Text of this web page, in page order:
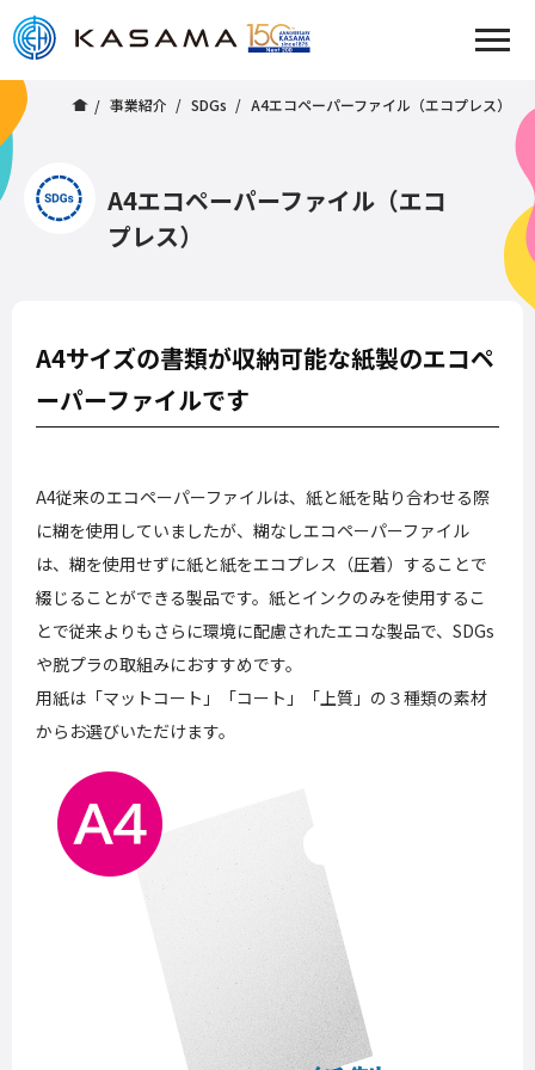
事業紹介 SDGs A4エコペーパーファイル（エコプレス）
A4エコペーパーファイル（エコ
プレス）
A4サイズの書類が収納可能な紙製のエコペ
ーパーファイルです
A4従来のエコペーパーファイルは、紙と紙を貼り合わせる際
に糊を使用していましたが、糊なしエコペーパーファイル
は、糊を使用せずに紙と紙をエコプレス（圧着）することで
綴じることができる製品です。紙とインクのみを使用するこ
とで従来よりもさらに環境に配慮されたエコな製品で、SDGs
や脱プラの取組みにおすすめです。
用紙は「マットコート」「コート」「上質」の３種類の素材
からお選びいただけます。